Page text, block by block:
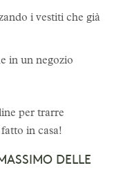
i vestiti che già
in un negozio
per trarre
in casa!
DELLE